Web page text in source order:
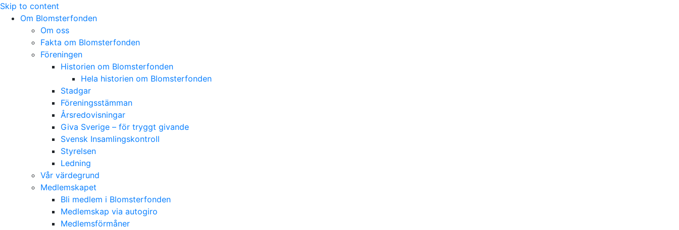
Skip to content
Om Blomsterfonden
Om oss
Fakta om Blomsterfonden
Föreningen
Historien om Blomsterfonden
Hela historien om Blomsterfonden
Stadgar
Föreningsstämman
Årsredovisningar
Giva Sverige – för tryggt givande
Svensk Insamlingskontroll
Styrelsen
Ledning
Vår värdegrund
Medlemskapet
Bli medlem i Blomsterfonden
Medlemskap via autogiro
Medlemsförmåner